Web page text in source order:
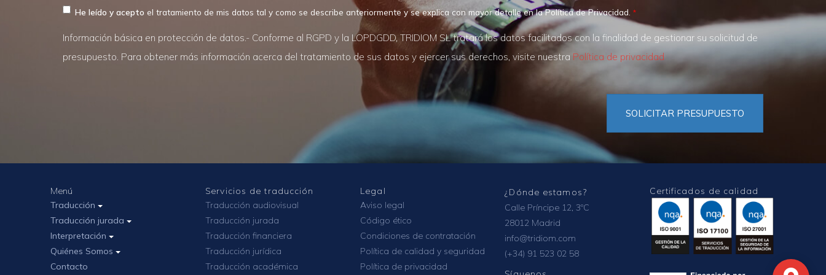
He leído y acepto el tratamiento de mis datos tal y como se describe anteriormente y se explica con mayor detalle en la Política de Privacidad.
Información básica en protección de datos.- Conforme al RGPD y la LOPDGDD, TRIDIOM SL tratará los datos facilitados con la finalidad de gestionar su solicitud de
presupuesto. Para obtener más información acerca del tratamiento de sus datos y ejercer sus derechos, visite nuestra Política de privacidad
SOLICITAR PRESUPUESTO
Menú
Traducción
Traducción jurada
Interpretación
Quiénes Somos
Contacto
Servicios de traducción
Traducción audiovisual
Traducción jurada
Traducción financiera
Traducción jurídica
Traducción académica
Legal
Aviso legal
Código ético
Condiciones de contratación
Política de calidad y seguridad
Política de privacidad
¿Dónde estamos?
Calle Príncipe 12, 3ºC
28012 Madrid
info@tridiom.com
(+34) 91 523 02 58
Certificados de calidad